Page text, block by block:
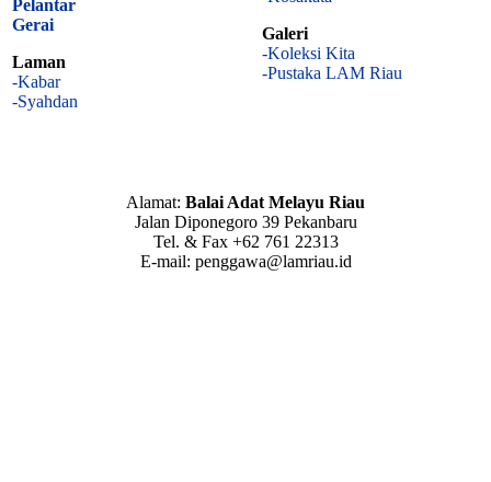
Pelantar
Gerai
Laman
-Kabar
-Syahdan
Galeri
-Koleksi Kita
-Pustaka LAM Riau
Alamat: Balai Adat Melayu Riau
Jalan Diponegoro 39 Pekanbaru
Tel. & Fax +62 761 22313
E-mail: penggawa@lamriau.id